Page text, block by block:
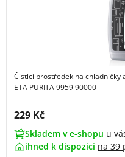
Čisticí prostředek na chladničky
ETA PURITA 9959 90000
Cena s DPH:
229 Kč
Skladem v e-shopu u
ihned k dispozici na 39